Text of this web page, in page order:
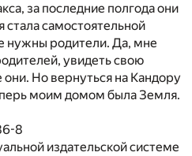
за последние полгода они
стала самостоятельной
нужны родители. Да, мне
увидеть свою
Но вернуться на Кандору
моим домом была Земля.
8
издательской системе